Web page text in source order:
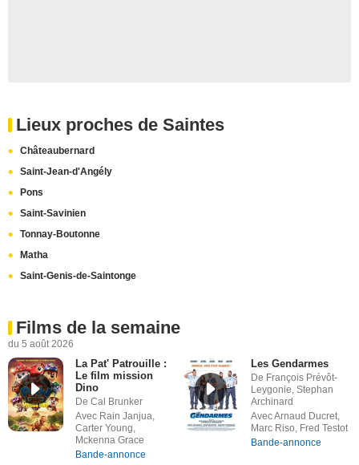
Lieux proches de Saintes
Châteaubernard
Saint-Jean-d'Angély
Pons
Saint-Savinien
Tonnay-Boutonne
Matha
Saint-Genis-de-Saintonge
Films de la semaine
du 5 août 2026
La Pat' Patrouille :
Le film mission
Dino
De Cal Brunker
Avec Rain Janjua,
Carter Young,
Mckenna Grace
Bande-annonce
Les Gendarmes
De François Prévôt-
Leygonie, Stephan
Archinard
Avec Arnaud Ducret,
Marc Riso, Fred Testot
Bande-annonce